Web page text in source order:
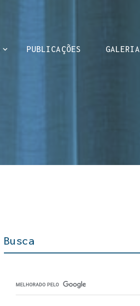
PUBLICAÇÕES GALERIA
Busca